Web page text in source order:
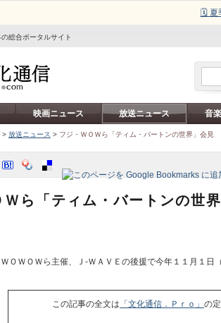
🗓️ 夏
総合ポータルサイト
映画ニュース 放送ニュース 音
> 放送ニュース > フジ・ＷＯＷら「ティム・バートンの世界」会見
Ｗら「ティム・バートンの世
ＯＷＯＷら主催、Ｊ‐ＷＡＶＥの後援で今年１１月１
この記事の全文は 「文化通信．Ｐｒｏ」 の